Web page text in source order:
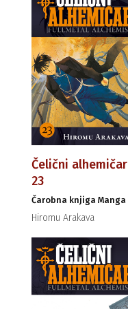
Čelični alhemičar
23
Čarobna knjiga Manga
Hiromu Arakava